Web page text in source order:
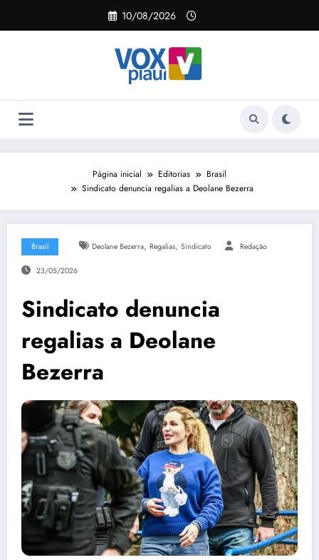
o
10/08/2026
Página inicial Editorias
Brasil
Sindicato denuncia regalias a Deolane Bezerra
Brasil Deolane Bezerra, Regalias, Sindicato Redação
23/05/2026
Sindicato denuncia
regalias a Deolane
Bezerra